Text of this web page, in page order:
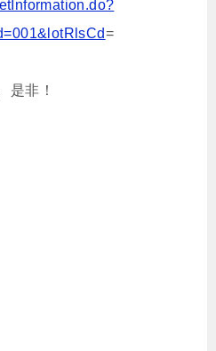
=
是非！